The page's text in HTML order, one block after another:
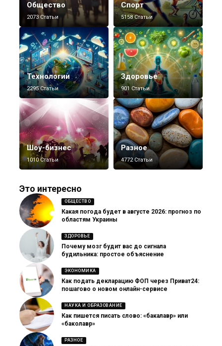
Общество
2073 Статьи
Спорт
5158 Статьи
Технологии
2295 Статьи
Здоровье
901 Статьи
Шоу-бизнес
1010 Статьи
Разное
4772 Статьи
Это интересно
ОБЩЕСТВО
Какая погода будет в августе 2026: прогноз по
областям Украины
ЗДОРОВЬЕ
Почему мозг будит вас до сигнала
будильника: простое объяснение
ЭКОНОМИКА
Как подать декларацию ФОП через Приват24:
пошагово о новом онлайн-сервисе
НАУКА И ОБРАЗОВАНИЕ
Как пишется писать слово: «бакалавр» или
«баколавр»
РАЗНОЕ